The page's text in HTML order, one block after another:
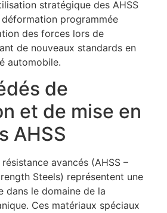
stratégique des AHSS
programmée
des forces lors de
de nouveaux standards en
automobile.
de
et de mise en
AHSS
avancés (AHSS –
Steels) représentent une
dans le domaine de la
Ces matériaux spéciaux